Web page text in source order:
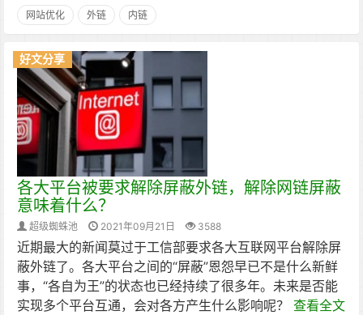
网站优化 外链 内链
好文分享
各大平台被要求解除屏蔽外链，解除网链屏蔽
意味着什么？
超级蜘蛛池 2021年09月21日 3588
近期最大的新闻莫过于工信部要求各大互联网平台解除屏
蔽外链了。各大平台之间的“屏蔽”恩怨早已不是什么新鲜
事，“各自为王”的状态也已经持续了很多年。未来是否能
实现多个平台互通，会对各方产生什么影响呢？ 查看全文